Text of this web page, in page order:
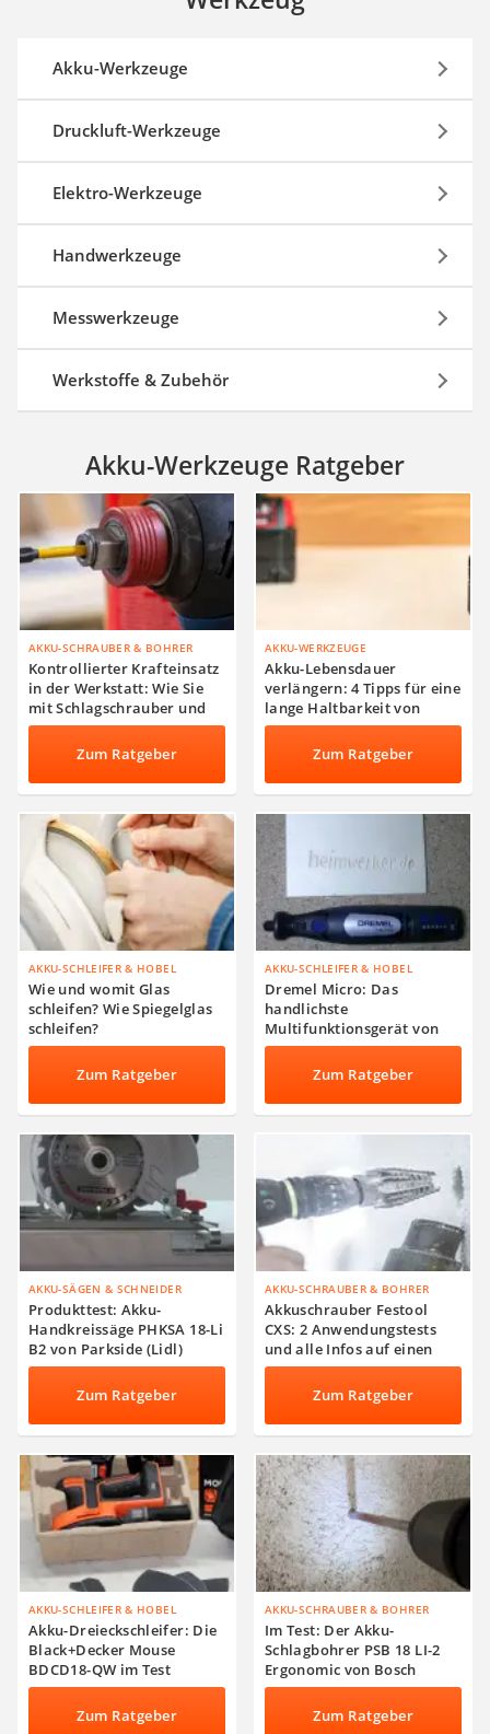
Akku-Werkzeuge
Druckluft-Werkzeuge
Elektro-Werkzeuge
Handwerkzeuge
Messwerkzeuge
Werkstoffe & Zubehör
Akku-Werkzeuge Ratgeber
AKKU-SCHRAUBER & BOHRER
Kontrollierter Krafteinsatz
in der Werkstatt: Wie Sie
mit Schlagschrauber und
Drehmoment-Referenzen
Materialschäden
Zum Ratgeber
AKKU-WERKZEUGE
Akku-Lebensdauer
verlängern: 4 Tipps für eine
lange Haltbarkeit von
Werkzeug-Akkus
Zum Ratgeber
AKKU-SCHLEIFER & HOBEL
Wie und womit Glas
schleifen? Wie Spiegelglas
schleifen?
Zum Ratgeber
AKKU-SCHLEIFER & HOBEL
Dremel Micro: Das
handlichste
Multifunktionsgerät von
Dremel im Test
Zum Ratgeber
AKKU-SÄGEN & SCHNEIDER
Produkttest: Akku-
Handkreissäge PHKSA 18-Li
B2 von Parkside (Lidl)
Zum Ratgeber
AKKU-SCHRAUBER & BOHRER
Akkuschrauber Festool
CXS: 2 Anwendungstests
und alle Infos auf einen
Blick
Zum Ratgeber
AKKU-SCHLEIFER & HOBEL
Akku-Dreieckschleifer: Die
Black+Decker Mouse
BDCD18-QW im Test
Zum Ratgeber
AKKU-SCHRAUBER & BOHRER
Im Test: Der Akku-
Schlagbohrer PSB 18 LI-2
Ergonomic von Bosch
Zum Ratgeber